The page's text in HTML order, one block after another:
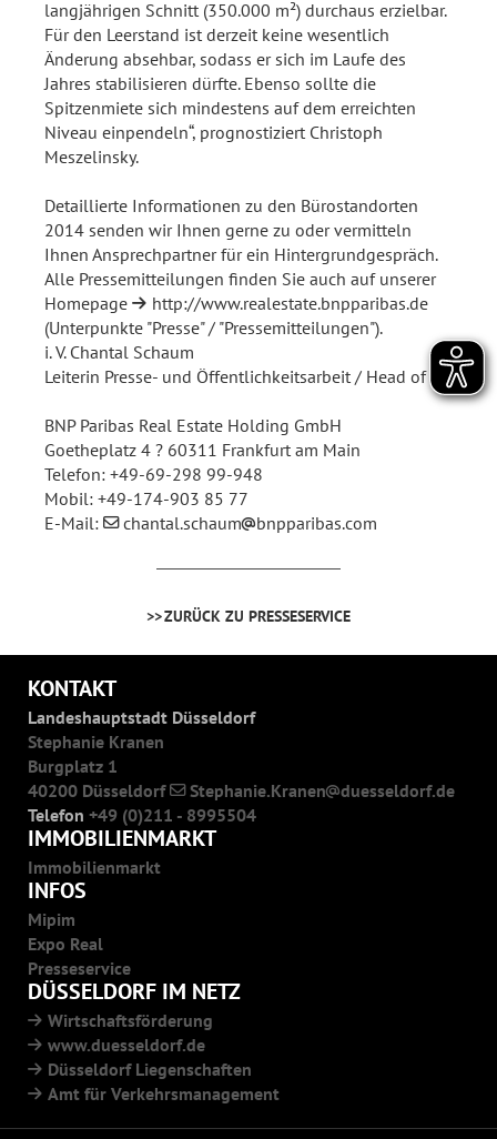
langjährigen Schnitt (350.000 m²) durchaus erzielbar.
Für den Leerstand ist derzeit keine wesentlich
Änderung absehbar, sodass er sich im Laufe des
Jahres stabilisieren dürfte. Ebenso sollte die
Spitzenmiete sich mindestens auf dem erreichten
Niveau einpendeln“, prognostiziert Christoph
Meszelinsky.
Detaillierte Informationen zu den Bürostandorten
2014 senden wir Ihnen gerne zu oder vermitteln
Ihnen Ansprechpartner für ein Hintergrundgespräch.
Alle Pressemitteilungen finden Sie auch auf unserer
Homepage
http://www.realestate.bnpparibas.de
(Unterpunkte "Presse" / "Pressemitteilungen").
i. V. Chantal Schaum
Leiterin Presse- und Öffentlichkeitsarbeit / Head of PR
BNP Paribas Real Estate Holding GmbH
Goetheplatz 4 ? 60311 Frankfurt am Main
Telefon: +49-69-298 99-948
Mobil: +49-174-903 85 77
E-Mail:
chantal.schaum bnpparibas.com
ZURÜCK ZU PRESSESERVICE
KONTAKT
Landeshauptstadt Düsseldorf
Stephanie Kranen
Burgplatz 1
40200 Düsseldorf
Stephanie.Kranen
duesseldorf.de
Telefon +49 (0)211 - 8995504
IMMOBILIENMARKT
Immobilienmarkt
INFOS
Mipim
Expo Real
Presseservice
DÜSSELDORF IM NETZ
Wirtschaftsförderung
www.duesseldorf.de
Düsseldorf Liegenschaften
Amt für Verkehrsmanagement